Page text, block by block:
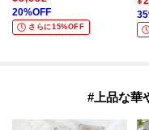
20%OFF
さらに15%OFF
35
#上品な華